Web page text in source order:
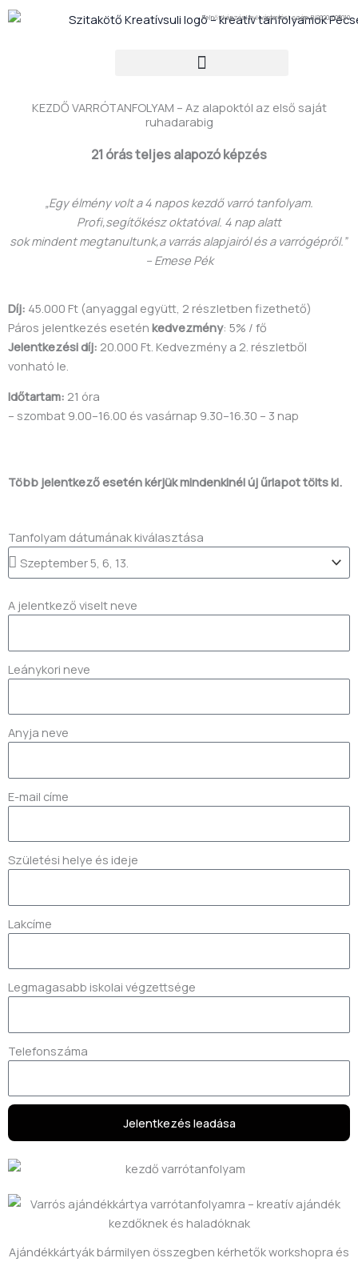
Ugrás
Felnőttképzési nyilvántartási szám: B/2020/008010
KEZDŐ VARRÓTANFOLYAM – Az alapoktól az első saját
ruhadarabig
21 órás teljes alapozó képzés
„Egy élmény volt a 4 napos kezdő varró tanfolyam.
Profi,segítőkész oktatóval. 4 nap alatt
sok mindent megtanultunk,a varrás alapjairól és a varrógépről.”
– Emese Pék
Díj: 45.000 Ft (anyaggal együtt, 2 részletben fizethető)
Páros jelentkezés esetén kedvezmény: 5% / fő
Jelentkezési díj: 20.000 Ft. Kedvezmény a 2. részletből
vonható le.
Időtartam: 21 óra
– szombat 9.00–16.00 és vasárnap 9.30–16.30 – 3 nap
Több jelentkező esetén kérjük mindenkinél új űrlapot tölts ki.
Tanfolyam dátumának kiválasztása
A jelentkező viselt neve
Leánykori neve
Anyja neve
E-mail címe
Születési helye és ideje
Lakcíme
Legmagasabb iskolai végzettsége
Telefonszáma
Jelentkezés leadása
Ajándékkártyák bármilyen összegben kérhetők workshopra és